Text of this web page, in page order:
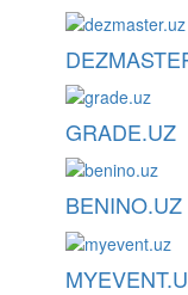
GRADE.UZ
BENINO.UZ